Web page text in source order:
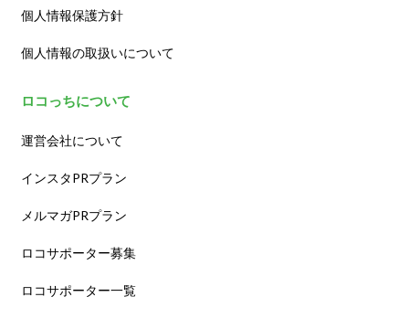
個人情報保護方針
個人情報の取扱いについて
ロコっちについて
運営会社について
インスタPRプラン
メルマガPRプラン
ロコサポーター募集
ロコサポーター一覧